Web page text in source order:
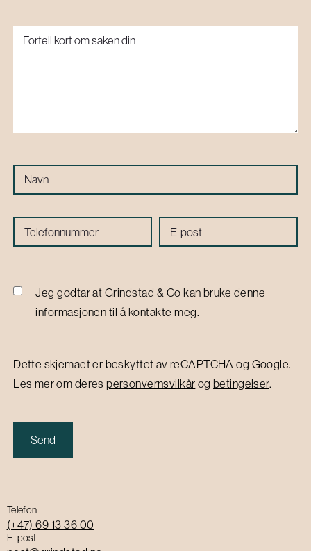
Jeg godtar at Grindstad & Co kan bruke denne
informasjonen til å kontakte meg.
Dette skjemaet er beskyttet av reCAPTCHA og Google.
Les mer om derespersonvernsvilkårogbetingelser.
Telefon
(+47) 69 13 36 00
E-post